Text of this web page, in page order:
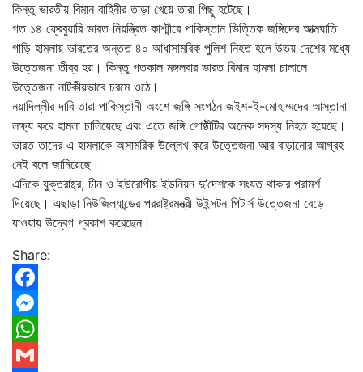
কিন্তু ভারতীয় বিমান বাহিনীর তাড়া খেয়ে তারা পিছু হটেছে।
গত ১৪ ফ্রেবুয়ারি ভারত নিয়ন্ত্রিত কাশ্মীরে পাকিস্তান ভিত্তিক জঙ্গিদের আত্মঘাতি
গাড়ি হামলায় ভারতের অন্তত ৪০ আধাসামরিক পুলিশ নিহত হলে উভয় দেশের মধ্যে
উত্তেজনা তীব্র হয়। কিন্তু গতকাল মঙ্গলবার ভারত বিমান হামলা চালালে
উত্তেজনা নাটকীয়ভাবে চরমে ওঠে।
নয়াদিল্লীর দাবি তারা পাকিস্তানী অংশে জঙ্গি সংগঠন জইশ-ই-মোহাম্মদের আস্তানা
লক্ষ্য করে হামলা চালিয়েছে এবং এতে জঙ্গি গোষ্ঠীটির অনেক সদস্য নিহত হয়েছে।
ভারত তাদের এ হামলাকে অসামরিক উল্লেখ করে উত্তেজনা আর বাড়ানোর আগ্রহ
নেই বলে জানিয়েছে।
এদিকে যুক্তরাষ্ট্র, চীন ও ইউরোপীয় ইউনিয়ন দু’দেশকে সংযত থাকার পরামর্শ
দিয়েছে। এছাড়া নিউজিল্যান্ডের পররাষ্ট্রমন্ত্রী উইন্সটন পিটার্স উত্তেজনা বেড়ে
যাওয়ায় উদ্বেগ প্রকাশ করেছেন।
Share:
Facebook
Messenger
WhatsApp